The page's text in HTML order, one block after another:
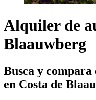
Alquiler de
Blaauwberg
Busca y compara
en Costa de